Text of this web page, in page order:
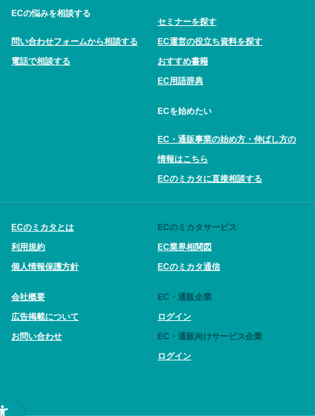
ECの悩みを相談する
問い合わせフォームから相談する
電話で相談する
セミナーを探す
EC運営の役立ち資料を探す
おすすめ書籍
EC用語辞典
ECを始めたい
EC・通販事業の始め方・伸ばし方の
情報はこちら
ECのミカタに直接相談する
ECのミカタとは
利用規約
個人情報保護方針
会社概要
広告掲載について
お問い合わせ
ECのミカタサービス
EC業界相関図
ECのミカタ通信
EC・通販企業
ログイン
EC・通販向けサービス企業
ログイン